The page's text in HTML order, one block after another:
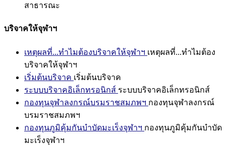
สาธารณะ
บริจาคให้จุฬาฯ
เหตุผลที่...ทำไมต้องบริจาคให้จุฬาฯ เหตุผลที่...ทำไมต้อง
บริจาคให้จุฬาฯ
เริ่มต้นบริจาค เริ่มต้นบริจาค
ระบบบริจาคอิเล็กทรอนิกส์ ระบบบริจาคอิเล็กทรอนิกส์
กองทุนจุฬาลงกรณ์บรมราชสมภพฯ กองทุนจุฬาลงกรณ์
บรมราชสมภพฯ
กองทุนภูมิคุ้มกันบำบัดมะเร็งจุฬาฯ กองทุนภูมิคุ้มกันบำบัด
มะเร็งจุฬาฯ